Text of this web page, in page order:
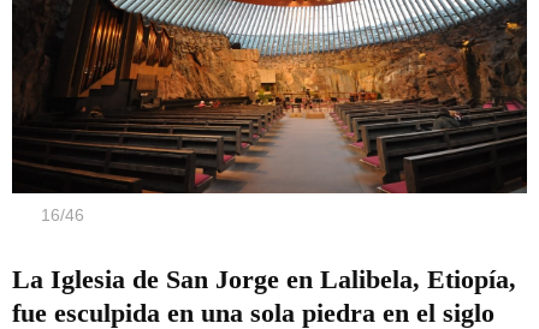
16/46
La Iglesia de San Jorge en Lalibela, Etiopía,
fue esculpida en una sola piedra en el siglo